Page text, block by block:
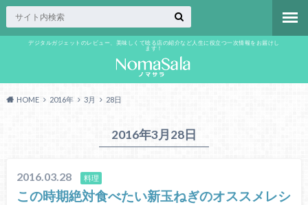
デジタルガジェットのレビュー、美味しくて唸る店の紹介など人生に役立つ一次情報をお届けし
ます！
HOME 2016年 3月 28日
2016年3月28日
2016.03.28 料理
この時期絶対食べたい新玉ねぎのオススメレシ